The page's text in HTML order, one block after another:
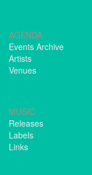
AGENDA
Events Archive
Artists
Venues
MUSIC
Releases
Labels
Links